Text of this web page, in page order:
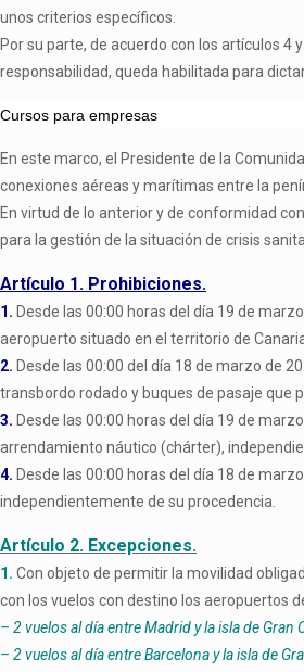
unos criterios específicos.
Por su parte, de acuerdo con los artículos
responsabilidad, queda habilitada para
Cursos para empresas
En este marco, el Presidente de la
conexiones aéreas y marítimas entre la
En virtud de lo anterior y de conformidad
para la gestión de la situación de crisis
Artículo 1. Prohibiciones.
1. Desde las 00:00 horas del día 19 de
aeropuerto situado en el territorio de
2. Desde las 00:00 del día 18 de marzo de
transbordo rodado y buques de pasaje que
3. Desde las 00:00 horas del día 19 de
arrendamiento náutico (chárter),
4. Desde las 00:00 horas del día 18 de
independientemente de su procedencia.
Artículo 2. Excepciones.
1. Con objeto de permitir la movilidad
con los vuelos con destino los aeropuertos
– 2 vuelos al día entre Madrid y la isla de Gran
– 2 vuelos al día entre Barcelona y la isla de